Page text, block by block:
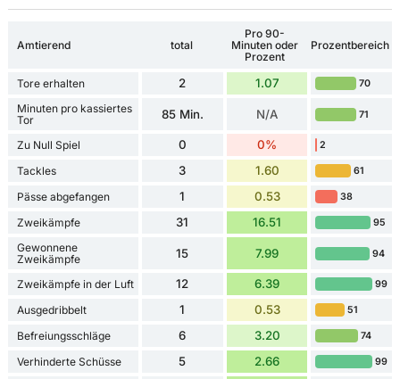
Amtierend total
Pro 90-
Minuten oder
Prozent
Prozentbereich
Tore erhalten 2 1.07 70
Minuten pro kassiertes
Tor
85 Min. N/A 71
Zu Null Spiel 0 0% 2
Tackles 3 1.60 61
Pässe abgefangen 1 0.53 38
Zweikämpfe 31 16.51 95
Gewonnene
Zweikämpfe
15 7.99 94
Zweikämpfe in der Luft 12 6.39 99
Ausgedribbelt 1 0.53 51
Befreiungsschläge 6 3.20 74
Verhinderte Schüsse 5 2.66 99